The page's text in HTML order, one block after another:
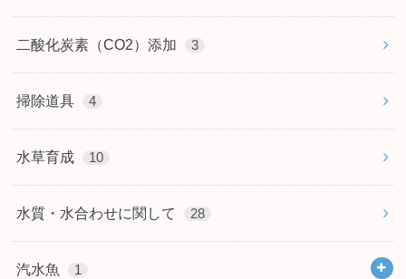
二酸化炭素（CO2）添加 3
掃除道具 4
水草育成 10
水質・水合わせに関して 28
汽水魚 1